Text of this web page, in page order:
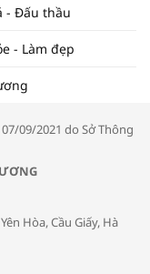
thương mại: Khơi
phòng tránh bệnh
thời tiết giao mùa
- Đấu thầu
- Làm đẹp
09/2021 do Sở Thông
Hòa, Cầu Giấy, Hà